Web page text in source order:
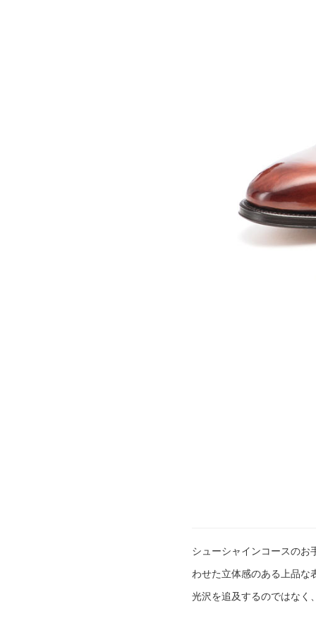
シューシャインコースのお
わせた立体感のある上品な
光沢を追及するのではなく